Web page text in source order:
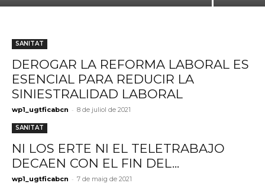
SANITAT
DEROGAR LA REFORMA LABORAL ES
ESENCIAL PARA REDUCIR LA
SINIESTRALIDAD LABORAL
wp1_ugtficabcn - 8 de juliol de 2021
SANITAT
NI LOS ERTE NI EL TELETRABAJO
DECAEN CON EL FIN DEL...
wp1_ugtficabcn - 7 de maig de 2021